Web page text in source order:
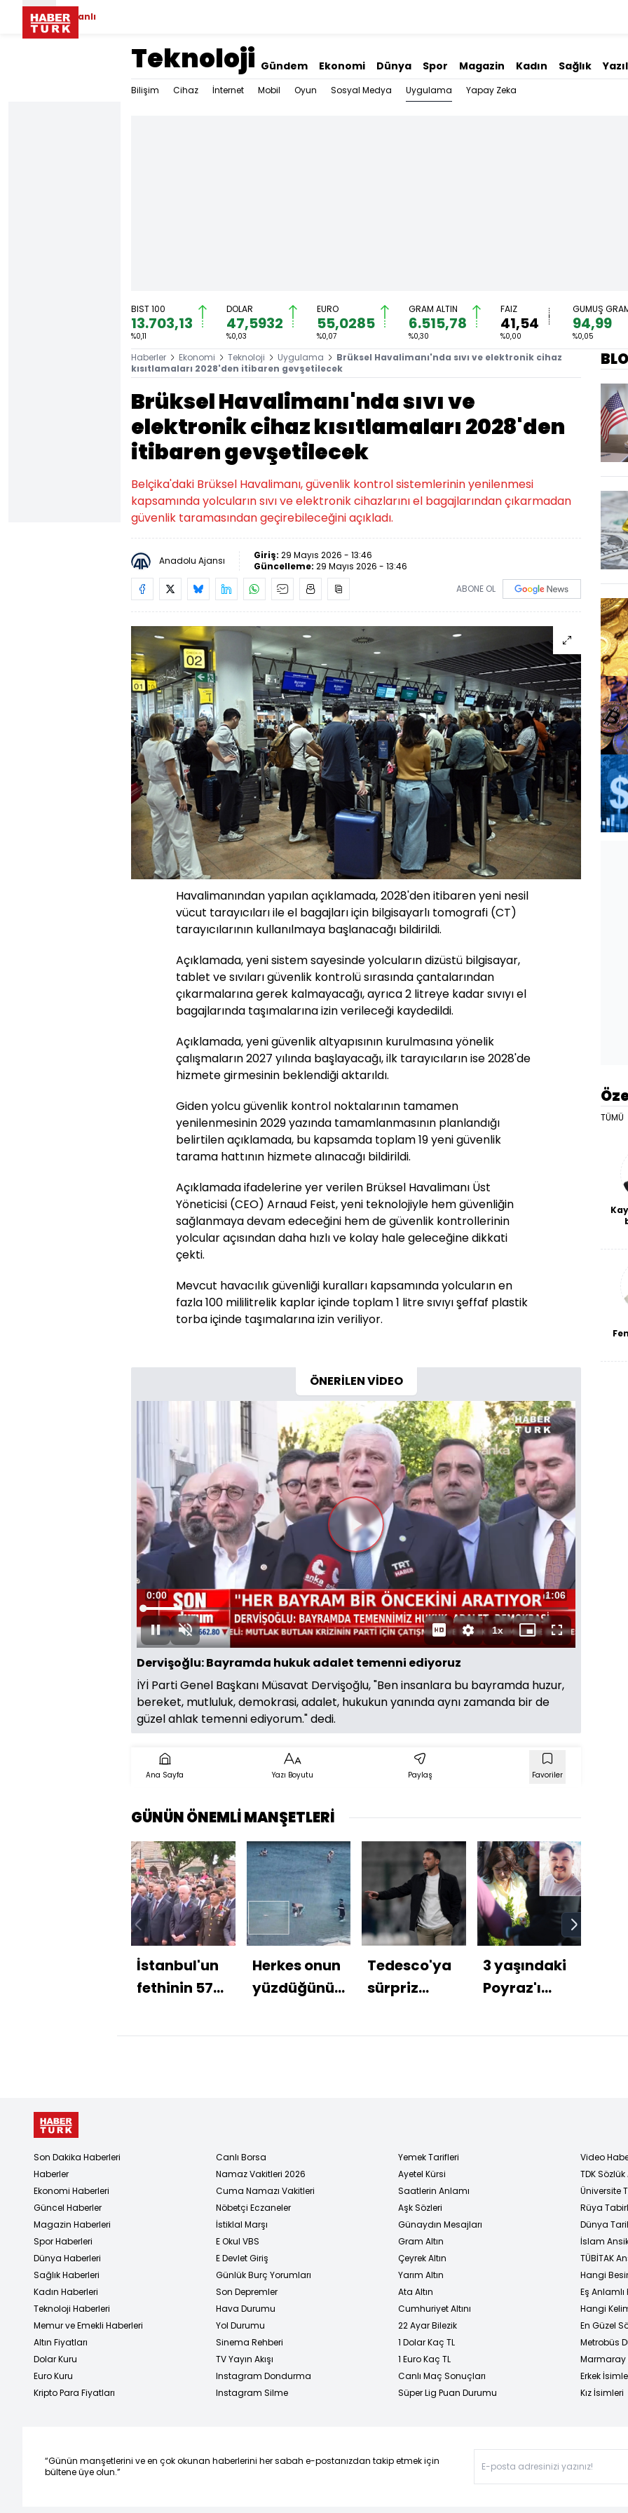
Canlı
Teknoloji Gündem Ekonomi Dünya Spor Magazin Kadın Sağlık
Bilişim Cihaz İnternet Mobil Oyun Sosyal Medya Uygulama Yapay Zeka
BIST 100
13.703,13
%0,11
DOLAR
47,5932
%0,03
EURO
55,0285
%0,07
GRAM ALTIN
6.515,78
%0,30
FAİZ
41,54
%0,00
GÜMÜŞ
94,99
%0,05
Haberler Ekonomi Teknoloji Uygulama
Brüksel Havalimanı'nda sıvı ve elektronik cihaz
kısıtlamaları 2028'den itibaren gevşetilecek
Brüksel Havalimanı'nda sıvı ve
elektronik cihaz kısıtlamaları 2028'den
itibaren gevşetilecek
Belçika'daki Brüksel Havalimanı, güvenlik kontrol sistemlerinin yenilenmesi
kapsamında yolcuların sıvı ve elektronik cihazlarını el bagajlarından çıkarmadan
güvenlik taramasından geçirebileceğini açıkladı.
Anadolu Ajansı Giriş: 29 Mayıs 2026 - 13:46
Güncelleme: 29 Mayıs 2026 - 13:46
ABONE OL
Havalimanından yapılan açıklamada, 2028'den itibaren yeni nesil
vücut tarayıcıları ile el bagajları için bilgisayarlı tomografi (CT)
tarayıcılarının kullanılmaya başlanacağı bildirildi.
Açıklamada, yeni sistem sayesinde yolcuların dizüstü bilgisayar,
tablet ve sıvıları güvenlik kontrolü sırasında çantalarından
çıkarmalarına gerek kalmayacağı, ayrıca 2 litreye kadar sıvıyı el
bagajlarında taşımalarına izin verileceği kaydedildi.
Açıklamada, yeni güvenlik altyapısının kurulmasına yönelik
çalışmaların 2027 yılında başlayacağı, ilk tarayıcıların ise 2028'de
hizmete girmesinin beklendiği aktarıldı.
Giden yolcu güvenlik kontrol noktalarının tamamen
yenilenmesinin 2029 yazında tamamlanmasının planlandığı
belirtilen açıklamada, bu kapsamda toplam 19 yeni güvenlik
tarama hattının hizmete alınacağı bildirildi.
Açıklamada ifadelerine yer verilen Brüksel Havalimanı Üst
Yöneticisi (CEO) Arnaud Feist, yeni teknolojiyle hem güvenliğin
sağlanmaya devam edeceğini hem de güvenlik kontrollerinin
yolcular açısından daha hızlı ve kolay hale geleceğine dikkati
çekti.
Mevcut havacılık güvenliği kuralları kapsamında yolcuların en
fazla 100 mililitrelik kaplar içinde toplam 1 litre sıvıyı şeffaf plastik
torba içinde taşımalarına izin veriliyor.
ÖNERİLEN VİDEO
Videoyu
Oynat
Oynat Sesi
Aç
Süre
0:00 Toplam
Süre
1:06
Yüklendi:
9.00%
1xOynatma
Hızı
Mini
oynatıcı
Tam
Ekran
Dervişoğlu: Bayramda hukuk adalet temenni ediyoruz
İYİ Parti Genel Başkanı Müsavat Dervişoğlu, "Ben insanlara bu bayramda huzur,
bereket, mutluluk, demokrasi, adalet, hukukun yanında aynı zamanda bir de
güzel ahlak temenni ediyorum." dedi.
Ana Sayfa Yazı Boyutu Paylaş Favoriler
GÜNÜN ÖNEMLİ MANŞETLERİ
İstanbul'un
fethinin 573.
dönümünde
Herkes onun
yüzdüğünü
Ama
Tedesco'ya
sürpriz
3 yaşındaki
Poyraz'ı
ayırmış! Bir
TÜMÜ
Son Dakika Haberleri
Haberler
Ekonomi Haberleri
Güncel Haberler
Magazin Haberleri
Spor Haberleri
Dünya Haberleri
Sağlık Haberleri
Kadın Haberleri
Teknoloji Haberleri
Memur ve Emekli Haberleri
Altın Fiyatları
Dolar Kuru
Euro Kuru
Kripto Para Fiyatları
Canlı Borsa
Namaz Vakitleri 2026
Cuma Namazı Vakitleri
Nöbetçi Eczaneler
İstiklal Marşı
E Okul VBS
E Devlet Giriş
Günlük Burç Yorumları
Son Depremler
Hava Durumu
Yol Durumu
Sinema Rehberi
TV Yayın Akışı
Instagram Dondurma
Instagram Silme
Yemek Tarifleri
Ayetel Kürsi
Saatlerin Anlamı
Aşk Sözleri
Günaydın Mesajları
Gram Altın
Çeyrek Altın
Yarım Altın
Ata Altın
Cumhuriyet Altını
22 Ayar Bilezik
1 Dolar Kaç TL
1 Euro Kaç TL
Canlı Maç Sonuçları
Süper Lig Puan Durumu
Video
TDK
Üniversite
Rüya
Dünya
İslam
TÜBİTAK
Hangi
Eş
Hangi
En Güzel
Metrobüs
Marmaray
Erkek
Kız İsimleri
“Günün manşetlerini ve en çok okunan haberlerini her sabah e-postanızdan takip etmek için
bültene üye olun.”